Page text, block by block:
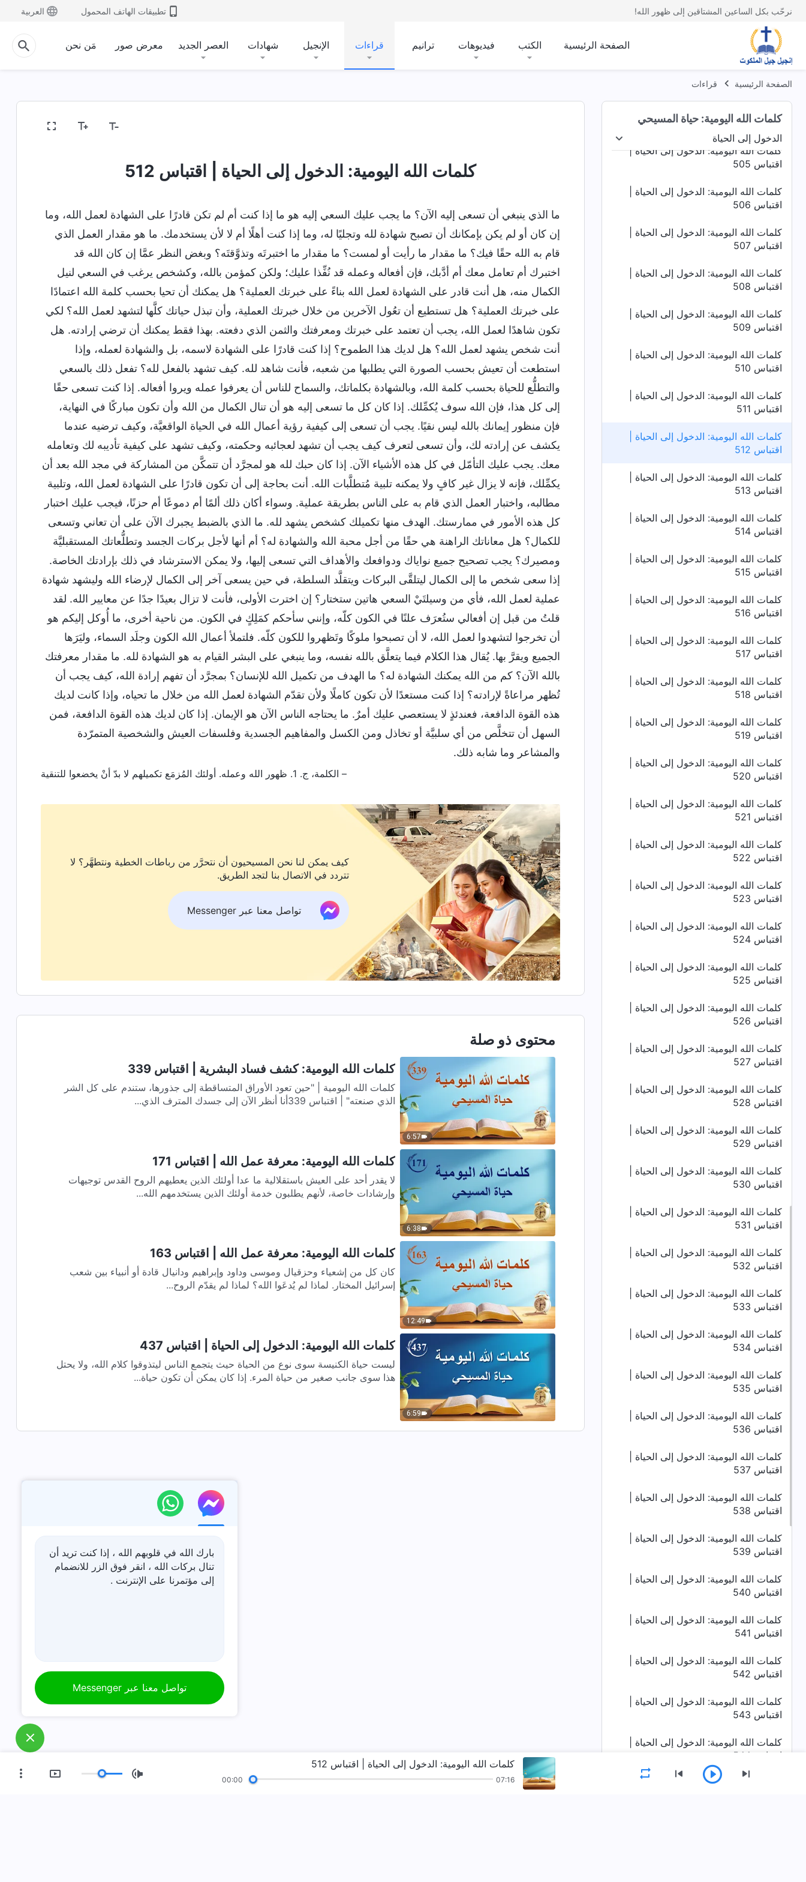
نرحّب بكل الساعين المشتاقين إلى ظهور الله! تطبيقات الهاتف المحمول العربية
الصفحة الرئيسية الكتب فيديوهات ترانيم قراءات الإنجيل شهادات العصر الجديد معرض صور مَن نحن
الصفحة الرئيسية قراءات
كلمات الله اليومية: حياة المسيحي
الدخول إلى الحياة
البشرية الدخول إلى الحياة الغايات والعواقب
كلمات الله اليومية: الدخول إلى الحياة |
اقتباس 502
اقتباس 503
اقتباس 504
كلمات الله اليومية: الدخول إلى الحياة |
اقتباس 505
كلمات الله اليومية: الدخول إلى الحياة |
اقتباس 506
كلمات الله اليومية: الدخول إلى الحياة |
اقتباس 507
كلمات الله اليومية: الدخول إلى الحياة |
اقتباس 508
كلمات الله اليومية: الدخول إلى الحياة |
اقتباس 509
كلمات الله اليومية: الدخول إلى الحياة |
اقتباس 510
كلمات الله اليومية: الدخول إلى الحياة |
اقتباس 511
كلمات الله اليومية: الدخول إلى الحياة |
اقتباس 512
كلمات الله اليومية: الدخول إلى الحياة |
اقتباس 513
كلمات الله اليومية: الدخول إلى الحياة |
اقتباس 514
كلمات الله اليومية: الدخول إلى الحياة |
اقتباس 515
كلمات الله اليومية: الدخول إلى الحياة |
اقتباس 516
كلمات الله اليومية: الدخول إلى الحياة |
اقتباس 517
كلمات الله اليومية: الدخول إلى الحياة |
اقتباس 518
كلمات الله اليومية: الدخول إلى الحياة |
اقتباس 519
كلمات الله اليومية: الدخول إلى الحياة |
اقتباس 520
كلمات الله اليومية: الدخول إلى الحياة |
اقتباس 521
كلمات الله اليومية: الدخول إلى الحياة |
اقتباس 522
كلمات الله اليومية: الدخول إلى الحياة |
اقتباس 523
كلمات الله اليومية: الدخول إلى الحياة |
اقتباس 524
كلمات الله اليومية: الدخول إلى الحياة |
اقتباس 525
كلمات الله اليومية: الدخول إلى الحياة |
اقتباس 526
كلمات الله اليومية: الدخول إلى الحياة |
اقتباس 527
كلمات الله اليومية: الدخول إلى الحياة |
اقتباس 528
كلمات الله اليومية: الدخول إلى الحياة |
اقتباس 529
كلمات الله اليومية: الدخول إلى الحياة |
اقتباس 530
كلمات الله اليومية: الدخول إلى الحياة |
اقتباس 531
كلمات الله اليومية: الدخول إلى الحياة |
اقتباس 532
كلمات الله اليومية: الدخول إلى الحياة |
اقتباس 533
كلمات الله اليومية: الدخول إلى الحياة |
اقتباس 534
كلمات الله اليومية: الدخول إلى الحياة |
اقتباس 535
كلمات الله اليومية: الدخول إلى الحياة |
اقتباس 536
كلمات الله اليومية: الدخول إلى الحياة |
اقتباس 537
كلمات الله اليومية: الدخول إلى الحياة |
اقتباس 538
كلمات الله اليومية: الدخول إلى الحياة |
اقتباس 539
كلمات الله اليومية: الدخول إلى الحياة |
اقتباس 540
كلمات الله اليومية: الدخول إلى الحياة |
اقتباس 541
كلمات الله اليومية: الدخول إلى الحياة |
اقتباس 542
كلمات الله اليومية: الدخول إلى الحياة |
اقتباس 543
كلمات الله اليومية: الدخول إلى الحياة |
اقتباس 544
كلمات الله اليومية: الدخول إلى الحياة |
كلمات الله اليومية: الدخول إلى الحياة | اقتباس 512
ما الذي ينبغي أن تسعى إليه الآن؟ ما يجب عليك السعي إليه هو ما إذا كنت أم لم تكن قادرًا على الشهادة لعمل الله، وما
إن كان أو لم يكن بإمكانك أن تصبح شهادة لله وتجليًا له، وما إذا كنت أهلًا أم لا لأن يستخدمك. ما هو مقدار العمل الذي
قام به الله حقًا فيك؟ ما مقدار ما رأيت أو لمست؟ ما مقدار ما اختبرتَه وتذوَّقتَه؟ وبغض النظر عمَّا إن كان الله قد
اختبرك أم تعامل معك أم أدَّبك، فإن أفعاله وعمله قد نُفِّذا عليك؛ ولكن كمؤمن بالله، وكشخص يرغب في السعي لنيل
الكمال منه، هل أنت قادر على الشهادة لعمل الله بناءً على خبرتك العملية؟ هل يمكنك أن تحيا بحسب كلمة الله اعتمادًا
على خبرتك العملية؟ هل تستطيع أن تعُول الآخرين من خلال خبرتك العملية، وأن تبذل حياتك كلَّها لتشهد لعمل الله؟ لكي
تكون شاهدًا لعمل الله، يجب أن تعتمد على خبرتك ومعرفتك والثمن الذي دفعته. بهذا فقط يمكنك أن ترضي إرادته. هل
أنت شخص يشهد لعمل الله؟ هل لديك هذا الطموح؟ إذا كنت قادرًا على الشهادة لاسمه، بل والشهادة لعمله، وإذا
استطعت أن تعيش بحسب الصورة التي يطلبها من شعبه، فأنت شاهد لله. كيف تشهد بالفعل لله؟ تفعل ذلك بالسعي
والتطلُّع للحياة بحسب كلمة الله، وبالشهادة بكلماتك، والسماح للناس أن يعرفوا عمله ويروا أفعاله. إذا كنت تسعى حقًا
إلى كل هذا، فإن الله سوف يُكمِّلك. إذا كان كل ما تسعى إليه هو أن تنال الكمال من الله وأن تكون مباركًا في النهاية،
فإن منظور إيمانك بالله ليس نقيًا. يجب أن تسعى إلى كيفية رؤية أعمال الله في الحياة الواقعيَّة، وكيف ترضيه عندما
يكشف عن إرادته لك، وأن تسعى لتعرف كيف يجب أن تشهد لعجائبه وحكمته، وكيف تشهد على كيفية تأديبه لك وتعامله
معك. يجب عليك التأمّل في كل هذه الأشياء الآن. إذا كان حبك لله هو لمجرَّد أن تتمكَّن من المشاركة في مجد الله بعد أن
يكمِّلك، فإنه لا يزال غير كافٍ ولا يمكنه تلبية مُتطلَّبات الله. أنت بحاجة إلى أن تكون قادرًا على الشهادة لعمل الله، وتلبية
مطالبه، واختبار العمل الذي قام به على الناس بطريقة عملية. وسواء أكان ذلك ألمًا أم دموعًا أم حزنًا، فيجب عليك اختبار
كل هذه الأمور في ممارستك. الهدف منها تكميلك كشخص يشهد لله. ما الذي بالضبط يجبرك الآن على أن تعاني وتسعى
للكمال؟ هل معاناتك الراهنة هي حقًا من أجل محبة الله والشهادة له؟ أم أنها لأجل بركات الجسد وتطلُّعاتك المستقبليَّة
ومصيرك؟ يجب تصحيح جميع نواياك ودوافعك والأهداف التي تسعى إليها، ولا يمكن الاسترشاد في ذلك بإرادتك الخاصة.
إذا سعى شخص ما إلى الكمال ليتلقَّى البركات ويتقلَّد السلطة، في حين يسعى آخر إلى الكمال لإرضاء الله وليشهد شهادة
عملية لعمل الله، فأي من وسيلتَيْ السعي هاتين ستختار؟ إن اخترت الأولى، فأنت لا تزال بعيدًا جدًا عن معايير الله. لقد
قلتُ من قبل إن أفعالي ستُعرَف علنًا في الكون كلّه، وإنني سأحكم كمَلِكٍ في الكون. من ناحية أخرى، ما أُوكل إليكم هو
أن تخرجوا لتشهدوا لعمل الله، لا أن تصبحوا ملوكًا وتَظهروا للكون كلّه. فلتملأ أعمال الله الكون وجلَد السماء، وليَرَها
الجميع ويقرَّ بها. يُقال هذا الكلام فيما يتعلَّق بالله نفسه، وما ينبغي على البشر القيام به هو الشهادة لله. ما مقدار معرفتك
بالله الآن؟ كم من الله يمكنك الشهادة له؟ ما الهدف من تكميل الله للإنسان؟ بمجرَّد أن تفهم إرادة الله، كيف يجب أن
تُظهر مراعاةً لإرادته؟ إذا كنت مستعدًا لأن تكون كاملًا ولأن تقدّم الشهادة لعمل الله من خلال ما تحياه، وإذا كانت لديك
هذه القوة الدافعة، فعندئذٍ لا يستعصي عليك أمرٌ. ما يحتاجه الناس الآن هو الإيمان. إذا كان لديك هذه القوة الدافعة، فمن
السهل أن تتخلَّص من أي سلبيَّة أو تخاذل ومن الكسل والمفاهيم الجسدية وفلسفات العيش والشخصية المتمرّدة
والمشاعر وما شابه ذلك.
– الكلمة، ج. 1. ظهور الله وعمله. أولئك المُزمَع تكميلهم لا بدّ أنْ يخضعوا للتنقية
كيف يمكن لنا نحن المسيحيون أن نتحرَّر من رباطات الخطية ونتطهَّر؟ لا
تتردد في الاتصال بنا لتجد الطريق.
تواصل معنا عبر Messenger
محتوى ذو صلة
6:57
كلمات الله اليومية: كشف فساد البشرية | اقتباس 339
كلمات الله اليومية | "حين تعود الأوراق المتساقطة إلى جذورها، ستندم على كل الشر
الذي صنعته" | اقتباس 339أنا أنظر الآن إلى جسدك المترف الذي...
6:38
كلمات الله اليومية: معرفة عمل الله | اقتباس 171
لا يقدر أحد على العيش باستقلالية ما عدا أولئك الذين يعطيهم الروح القدس توجيهات
وإرشادات خاصة، لأنهم يطلبون خدمة أولئك الذين يستخدمهم الله...
12:49
كلمات الله اليومية: معرفة عمل الله | اقتباس 163
كان كل من إشعياء وحزقيال وموسى وداود وإبراهيم ودانيال قادة أو أنبياء بين شعب
إسرائيل المختار. لماذا لم يُدعَوا الله؟ لماذا لم يقدّم الروح...
6:59
كلمات الله اليومية: الدخول إلى الحياة | اقتباس 437
ليست حياة الكنيسة سوى نوع من الحياة حيث يتجمع الناس ليتذوقوا كلام الله، ولا يحتل
هذا سوى جانب صغير من حياة المرء. إذا كان يمكن أن تكون حياة...
بارك الله في قلوبهم الله ، إذا كنت تريد أن
تنال بركات الله ، انقر فوق الزر للانضمام
إلى مؤتمرنا على الإنترنت .
تواصل معنا عبر Messenger
كلمات الله اليومية: الدخول إلى الحياة | اقتباس 512
00:00 07:16